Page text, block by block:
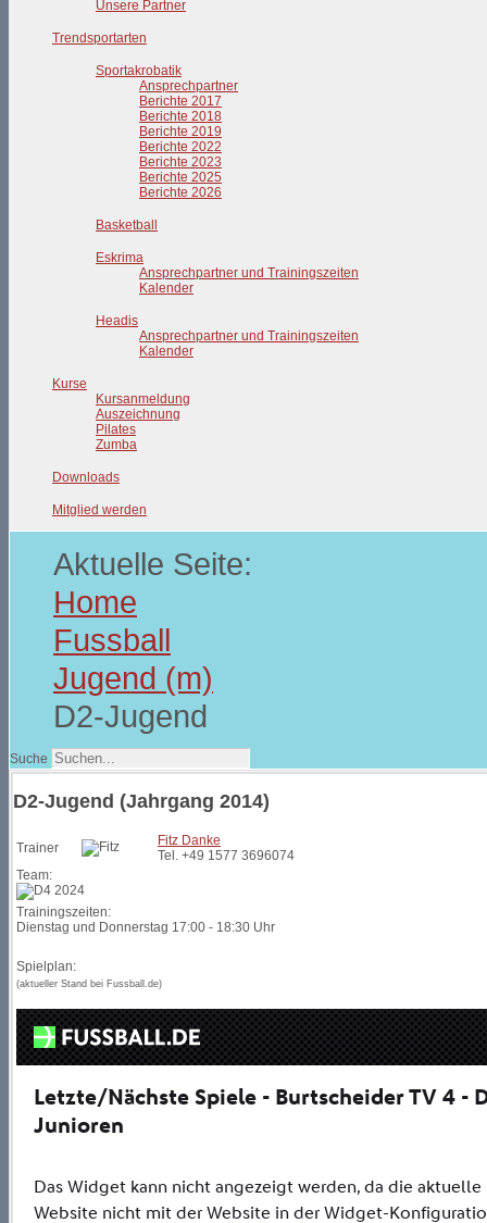
Unsere Partner
Trendsportarten
Sportakrobatik
Ansprechpartner
Berichte 2017
Berichte 2018
Berichte 2019
Berichte 2022
Berichte 2023
Berichte 2025
Berichte 2026
Basketball
Eskrima
Ansprechpartner und Trainingszeiten
Kalender
Headis
Ansprechpartner und Trainingszeiten
Kalender
Kurse
Kursanmeldung
Auszeichnung
Pilates
Zumba
Downloads
Mitglied werden
Aktuelle Seite:
Home
Fussball
Jugend (m)
D2-Jugend
Suche
D2-Jugend (Jahrgang 2014)
Trainer
Fitz Danke
Tel. +49 1577 3696074
Team:
Trainingszeiten:
Dienstag und Donnerstag 17:00 - 18:30 Uhr
Spielplan:
(aktueller Stand bei Fussball.de)